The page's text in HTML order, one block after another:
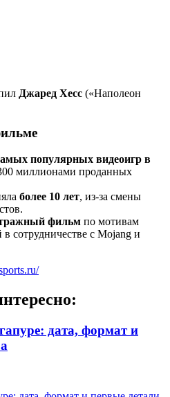
Джаред Хесс («Наполеон
популярных видеоигр в
миллионами проданных
более 10 лет, из-за смены
фильм по мотивам
сотрудничестве с Mojang и
дата, формат и